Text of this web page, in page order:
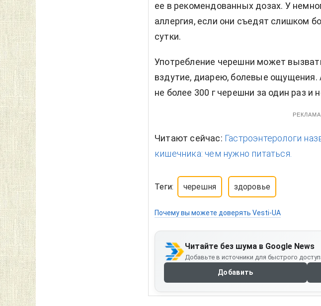
ее в рекомендованных дозах. У
аллергия, если они съедят слишком
сутки.
Употребление черешни может
вздутие, диарею, болевые ощущения.
не более 300 г черешни за один раз и
РЕКЛАМА
Читают сейчас: Гастроэнтерологи
кишечника: чем нужно питаться.
Теги: черешня здоровье
Почему вы можете доверять Vesti-UA
Читайте без шума в Google News
Добавьте в источники для быстрого
Добавить